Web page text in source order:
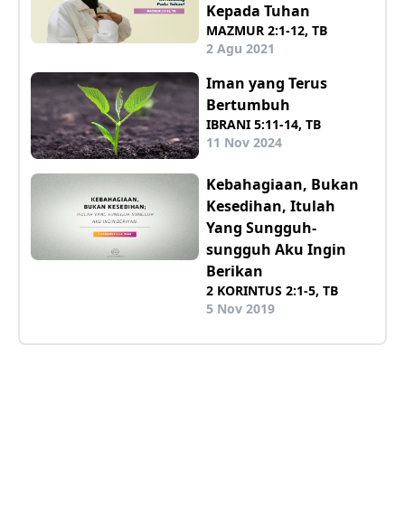
Kepada Tuhan
MAZMUR 2:1-12, TB
2 Agu 2021
Iman yang Terus
Bertumbuh
IBRANI 5:11-14, TB
11 Nov 2024
Kebahagiaan, Bukan
Kesedihan, Itulah
Yang Sungguh-
sungguh Aku Ingin
Berikan
2 KORINTUS 2:1-5, TB
5 Nov 2019